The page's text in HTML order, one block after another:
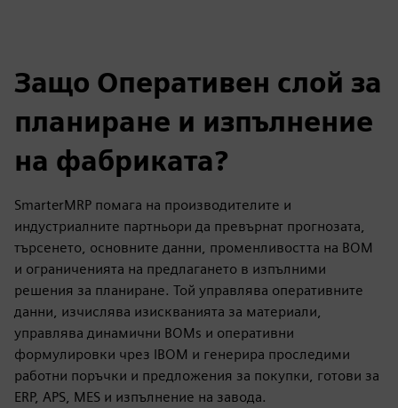
Защо Оперативен слой за
планиране и изпълнение
на фабриката?
SmarterMRP помага на производителите и
индустриалните партньори да превърнат прогнозата,
търсенето, основните данни, променливостта на BOM
и ограниченията на предлагането в изпълними
решения за планиране. Той управлява оперативните
данни, изчислява изискванията за материали,
управлява динамични BOMs и оперативни
формулировки чрез IBOM и генерира проследими
работни поръчки и предложения за покупки, готови за
ERP, APS, MES и изпълнение на завода.